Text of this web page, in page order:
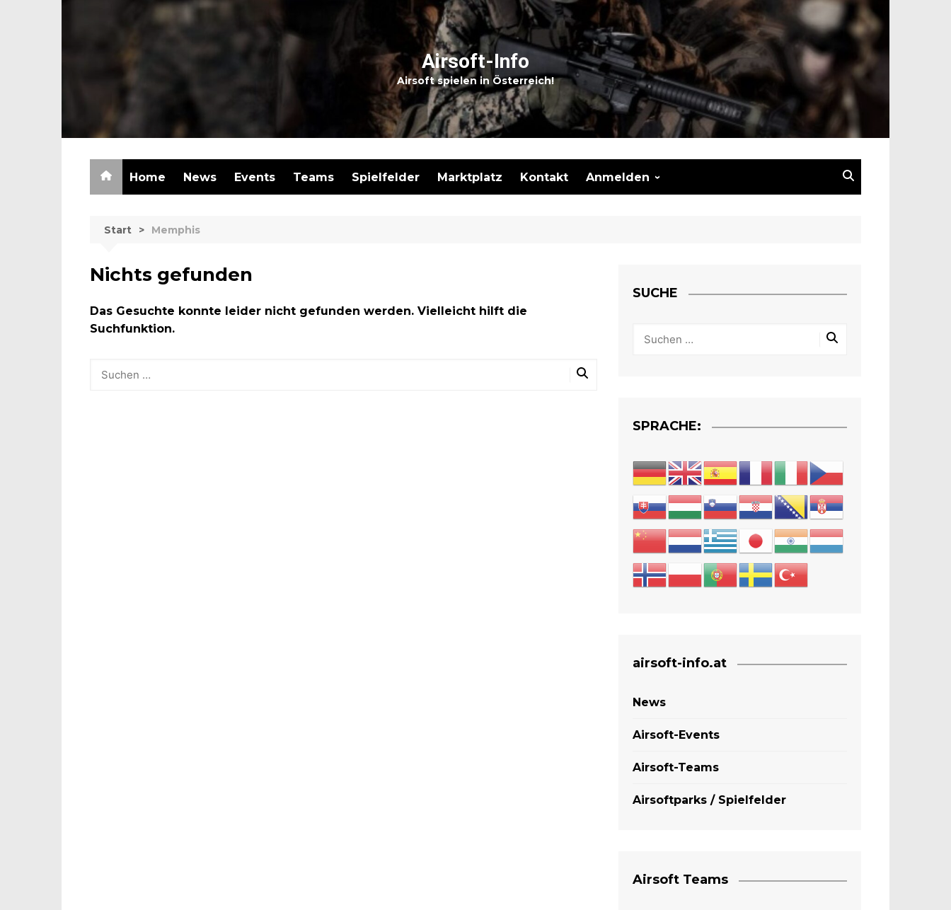
Airsoft-Info
Airsoft spielen in Österreich!
Home News Events Teams Spielfelder Marktplatz Kontakt Anmelden
Start Memphis
Nichts gefunden
Das Gesuchte konnte leider nicht gefunden werden. Vielleicht hilft die
Suchfunktion.
SUCHE
SPRACHE:
airsoft-info.at
News
Airsoft-Events
Airsoft-Teams
Airsoftparks / Spielfelder
Airsoft Teams